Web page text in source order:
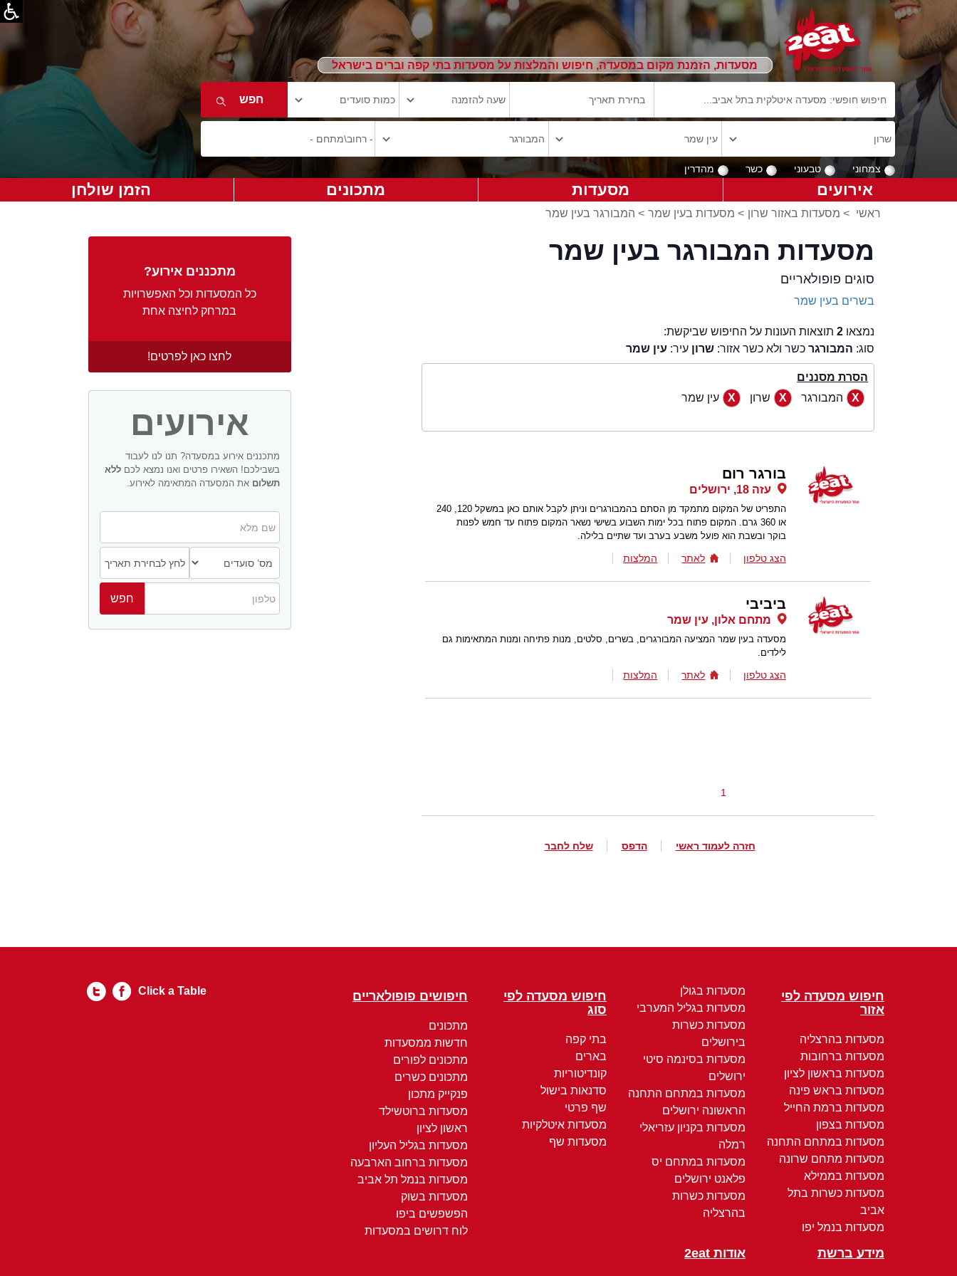
מסעדות, הזמנת מקום במסעדה, חיפוש והמלצות על מסעדות בתי קפה וברים בישראל
צמחוני טבעוני כשר מהדרין
אירועים מסעדות מתכונים הזמן שולחן
ראשי > מסעדות באזור שרון > מסעדות בעין שמר > המבורגר בעין שמר
מתכננים אירוע?
כל המסעדות וכל האפשרויות
במרחק לחיצה אחת
לחצו כאן לפרטים!
אירועים
מתכננים אירוע במסעדה? תנו לנו לעבוד
בשבילכם! השאירו פרטים ואנו נמצא לכם ללא
תשלום את המסעדה המתאימה לאירוע.
מסעדות המבורגר בעין שמר
סוגים פופולאריים
בשרים בעין שמר
נמצאו 2תוצאות העונות על החיפוש שביקשת:
סוג: המבורגרכשר ולא כשר אזור: שרון עיר: עין שמר
הסרת מסננים
המבורגר
שרון עין שמר
בורגר רום
עזה 18, ירושלים
התפריט של המקום מתמקד מן הסתם בהמבורגרים וניתן לקבל אותם כאן במשקל 120, 240
או 360 גרם. המקום פתוח בכל ימות השבוע בשישי נשאר המקום פתוח עד חמש לפנות
בוקר ובשבת הוא פועל משבע בערב ועד שתיים בלילה.
הצג טלפון לאתר המלצות
ביביבי
מתחם אלון, עין שמר
מסעדה בעין שמר המציעה המבורגרים, בשרים, סלטים, מנות פתיחה ומנות המתאימות גם
לילדים.
הצג טלפון לאתר המלצות
1
חזרה לעמוד ראשי הדפס שלח לחבר
חיפוש מסעדה לפי
אזור
מסעדות בהרצליה
מסעדות ברחובות
מסעדות בראשון לציון
מסעדות בראש פינה
מסעדות ברמת החייל
מסעדות בצפון
מסעדות במתחם התחנה
מסעדות מתחם שרונה
מסעדות בממילא
מסעדות כשרות בתל
אביב
מסעדות בנמל יפו
מסעדות בגולן
מסעדות בגליל המערבי
מסעדות כשרות
בירושלים
מסעדות בסינמה סיטי
ירושלים
מסעדות במתחם התחנה
הראשונה ירושלים
מסעדות בקניון עזריאלי
רמלה
מסעדות במתחם יס
פלאנט ירושלים
מסעדות כשרות
בהרצליה
חיפוש מסעדה לפי
סוג
בתי קפה
בארים
קונדיטוריות
סדנאות בישול
שף פרטי
מסעדות איטלקיות
מסעדות שף
חיפושים פופולאריים
מתכונים
חדשות ממסעדות
מתכונים לפורים
מתכונים כשרים
פנקייק מתכון
מסעדות ברוטשילד
ראשון לציון
מסעדות בגליל העליון
מסעדות ברחוב הארבעה
מסעדות בנמל תל אביב
מסעדות בשוק
הפשפשים ביפו
לוח דרושים במסעדות
מידע ברשת אודות 2eat
Click a Table